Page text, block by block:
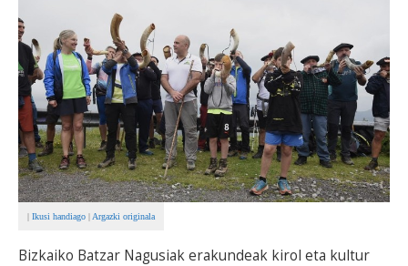
BEREZIAK
ARGAZKIAK
... AUKERA GEHIAGO
| Ikusi handiago |Argazki originala
Bizkaiko Batzar Nagusiak erakundeak kirol eta kultur